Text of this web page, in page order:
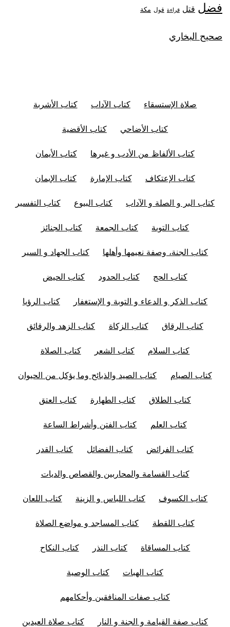
فضل قتل قراءة قول مكة
صحيح البخاري
صلاة الإستسقاء كتاب الآداب كتاب الأشربة
كتاب الأضاحي كتاب الأقضية
كتاب الألفاظ من الأدب و غيرها كتاب الأيمان
كتاب الإعتكاف كتاب الإمارة كتاب الإيمان
كتاب البر و الصلة و الآداب كتاب البيوع كتاب التفسير
كتاب التوبة كتاب الجمعة كتاب الجنائز
كتاب الجنة، وصفة نعيمها وأهلها كتاب الجهاد و السير
كتاب الحج كتاب الحدود كتاب الحيض
كتاب الذكر و الدعاء و التوبة و الإستغفار كتاب الرؤيا
كتاب الرقاق كتاب الزكاة كتاب الزهد والرقائق
كتاب السلام كتاب الشعر كتاب الصلاة
كتاب الصيام كتاب الصيد والذبائح وما يؤكل من الحيوان
كتاب الطلاق كتاب الطهارة كتاب العتق
كتاب العلم كتاب الفتن وأشراط الساعة
كتاب الفرائض كتاب الفضائل كتاب القدر
كتاب القسامة والمحاربين والقصاص والديات
كتاب الكسوف كتاب اللباس و الزينة كتاب اللعان
كتاب اللقطة كتاب المساجد و مواضع الصلاة
كتاب المساقاة كتاب النذر كتاب النكاح
كتاب الهبات كتاب الوصية
كتاب صفات المنافقين وأحكامهم
كتاب صفة القيامة و الجنة و النار كتاب صلاة العيدين